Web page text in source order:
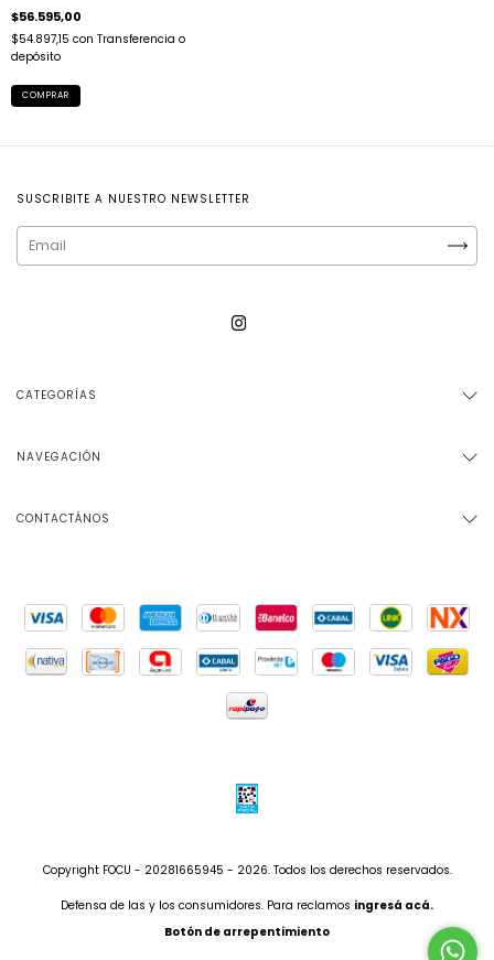
$56.595,00
$54.897,15 con Transferencia o
depósito
COMPRAR
SUSCRIBITE A NUESTRO NEWSLETTER
CATEGORÍAS
NAVEGACIÓN
CONTACTÁNOS
Copyright FOCU - 20281665945 - 2026. Todos los derechos reservados.
Defensa de las y los consumidores. Para reclamos ingresá acá.
Botón de arrepentimiento